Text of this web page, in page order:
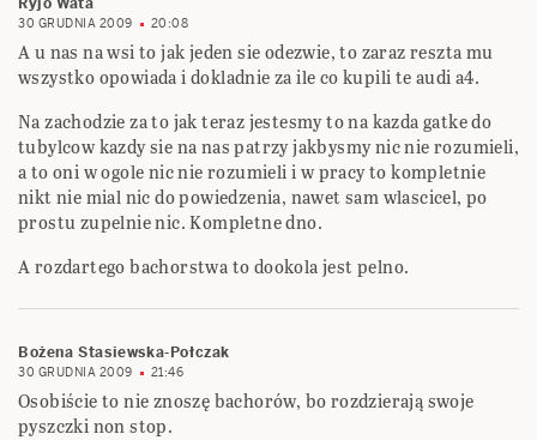
Ryjo Wata
30 GRUDNIA 2009 20:08
A u nas na wsi to jak jeden sie odezwie, to zaraz reszta mu
wszystko opowiada i dokladnie za ile co kupili te audi a4.
Na zachodzie za to jak teraz jestesmy to na kazda gatke do
tubylcow kazdy sie na nas patrzy jakbysmy nic nie rozumieli,
a to oni w ogole nic nie rozumieli i w pracy to kompletnie
nikt nie mial nic do powiedzenia, nawet sam wlascicel, po
prostu zupelnie nic. Kompletne dno.
A rozdartego bachorstwa to dookola jest pelno.
Bożena Stasiewska-Połczak
30 GRUDNIA 2009 21:46
Osobiście to nie znoszę bachorów, bo rozdzierają swoje
pyszczki non stop.